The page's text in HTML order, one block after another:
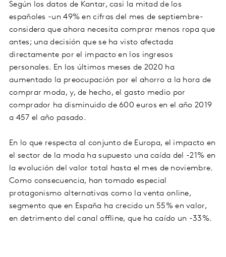
Según los datos de Kantar, casi la mitad de los
españoles -un 49% en cifras del mes de septiembre-
considera que ahora necesita comprar menos ropa que
antes; una decisión que se ha visto afectada
directamente por el impacto en los ingresos
personales. En los últimos meses de 2020 ha
aumentado la preocupación por el ahorro a la hora de
comprar moda, y, de hecho, el gasto medio por
comprador ha disminuido de 600 euros en el año 2019
a 457 el año pasado.
En lo que respecta al conjunto de Europa, el impacto en
el sector de la moda ha supuesto una caída del -21% en
la evolución del valor total hasta el mes de noviembre.
Como consecuencia, han tomado especial
protagonismo alternativas como la venta online,
segmento que en España ha crecido un 55% en valor,
en detrimento del canal offline, que ha caído un -33%.